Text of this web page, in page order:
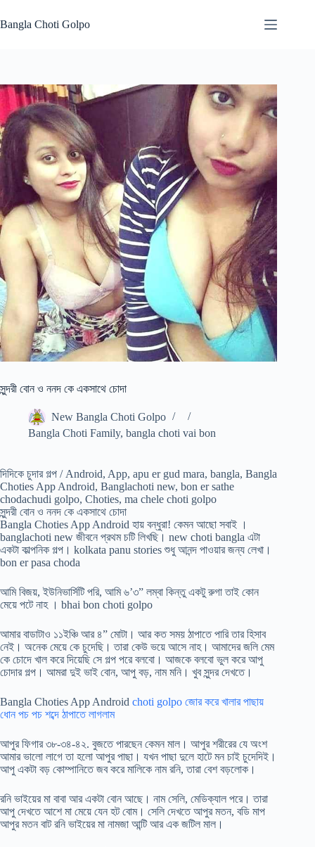
to
content
Bangla Choti Golpo
সুন্দরী বোন ও ননদ কে একসাথে চোদা
New Bangla Choti Golpo
Bangla Choti Family, bangla choti vai bon
দিদিকে চুদার গল্প / Android, App, apu er gud mara, bangla, Bangla
Choties App Android, Banglachoti new, bon er sathe
chodachudi golpo, Choties, ma chele choti golpo
সুন্দরী বোন ও ননদ কে একসাথে চোদা
Bangla Choties App Android হায় বন্ধুরা! কেমন আছো সবাই ।
banglachoti new জীবনে প্রথম চটি লিখছি। new choti bangla এটা
একটা কাল্পনিক গল্প। kolkata panu stories শুধু আনন্দ পাওয়ার জন্য লেখা।
bon er pasa choda
আমি বিজয়, ইউনিভার্সিটি পরি, আমি ৬’৩” লম্বা কিন্তু একটু রুগা তাই কোন
মেয়ে পটে নাহ । bhai bon choti golpo
আমার বাডাটাও ১১ইঞ্চি আর ৪” মোটা। আর কত সময় ঠাপাতে পারি তার হিসাব
নেই। অনেক মেয়ে কে চুদেছি। তারা কেউ ভয়ে আসে নাহ। আমাদের জলি মেম
কে চোদে খাল করে দিয়েছি সে গল্প পরে বলবো। আজকে বলবো ভুল করে আপু
চোদার গল্প। আমরা দুই ভাই বোন, আপু বড়, নাম মনি। খুব সুন্দর দেখতে।
Bangla Choties App Android choti golpo জোর করে খালার পাছায়
ধোন পচ পচ শব্দে ঠাপাতে লাগলাম
আপুর ফিগার ৩৮-৩৪-৪২. বুজতে পারছেন কেমন মাল। আপুর শরীরের যে অংশ
আমার ভালো লাগে তা হলো আপুর পাছা। যখন পাছা দুলে হাটে মন চাই চুদেদিই।
আপু একটা বড় কোম্পানিতে জব করে মালিকে নাম রনি, তারা বেশ বড়লোক।
রনি ভাইয়ের মা বাবা আর একটা বোন আছে। নাম সেলি, মেডিক্যাল পরে। তারা
আপু দেখতে আশে মা মেয়ে যেন হট বোম। সেলি দেখতে আপুর মতন, বডি মাপ
আপুর মতন বাট রনি ভাইয়ের মা নামজা আন্টি আর এক জটিল মাল।